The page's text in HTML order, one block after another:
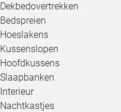
Dekbedovertrekken
Bedspreien
Hoeslakens
Kussenslopen
Hoofdkussens
Slaapbanken
Interieur
Nachtkastjes